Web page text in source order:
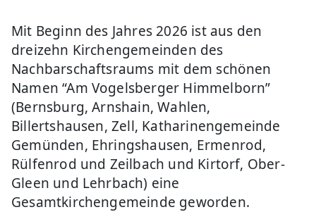
Mit Beginn des Jahres 2026 ist aus den
dreizehn Kirchengemeinden des
Nachbarschaftsraums mit dem schönen
Namen “Am Vogelsberger Himmelborn”
(Bernsburg, Arnshain, Wahlen,
Billertshausen, Zell, Katharinengemeinde
Gemünden, Ehringshausen, Ermenrod,
Rülfenrod und Zeilbach und Kirtorf, Ober-
Gleen und Lehrbach) eine
Gesamtkirchengemeinde geworden.